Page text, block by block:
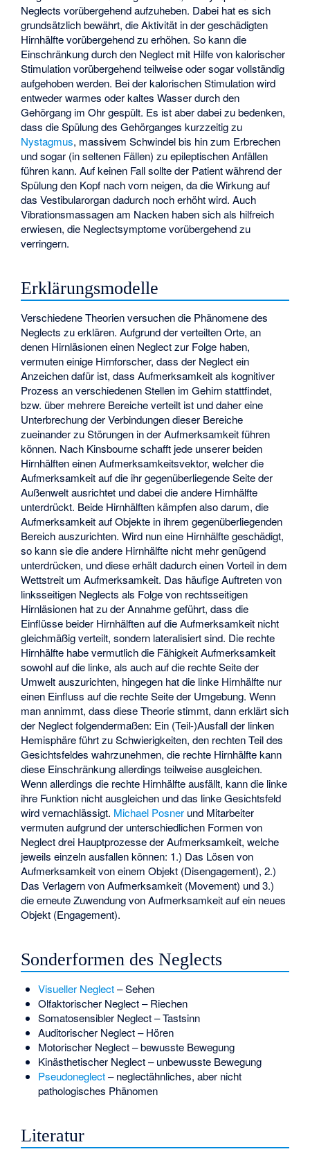
Neglects vorübergehend aufzuheben. Dabei hat es sich
grundsätzlich bewährt, die Aktivität in der geschädigten
Hirnhälfte vorübergehend zu erhöhen. So kann die
Einschränkung durch den Neglect mit Hilfe von kalorischer
Stimulation vorübergehend teilweise oder sogar vollständig
aufgehoben werden. Bei der kalorischen Stimulation wird
entweder warmes oder kaltes Wasser durch den
Gehörgang im Ohr gespült. Es ist aber dabei zu bedenken,
dass die Spülung des Gehörganges kurzzeitig zu
Nystagmus, massivem Schwindel bis hin zum Erbrechen
und sogar (in seltenen Fällen) zu epileptischen Anfällen
führen kann. Auf keinen Fall sollte der Patient während der
Spülung den Kopf nach vorn neigen, da die Wirkung auf
dasVestibularorgandadurch noch erhöht wird. Auch
Vibrationsmassagen am Nacken haben sich als hilfreich
erwiesen, die Neglectsymptome vorübergehend zu
verringern.
Erklärungsmodelle
Verschiedene Theorien versuchen die Phänomene des
Neglects zu erklären. Aufgrund der verteilten Orte, an
denen Hirnläsionen einen Neglect zur Folge haben,
vermuten einige Hirnforscher, dass der Neglect ein
Anzeichen dafür ist, dass Aufmerksamkeit als kognitiver
Prozess an verschiedenen Stellen im Gehirn stattfindet,
bzw. über mehrere Bereiche verteilt ist und daher eine
Unterbrechung der Verbindungen dieser Bereiche
zueinander zu Störungen in der Aufmerksamkeit führen
können. Nach Kinsbourne schafft jede unserer beiden
Hirnhälften einen Aufmerksamkeitsvektor, welcher die
Aufmerksamkeit auf die ihr gegenüberliegende Seite der
Außenwelt ausrichtet und dabei die andere Hirnhälfte
unterdrückt. Beide Hirnhälften kämpfen also darum, die
Aufmerksamkeit auf Objekte in ihrem gegenüberliegenden
Bereich auszurichten. Wird nun eine Hirnhälfte geschädigt,
so kann sie die andere Hirnhälfte nicht mehr genügend
unterdrücken, und diese erhält dadurch einen Vorteil in dem
Wettstreit um Aufmerksamkeit. Das häufige Auftreten von
linksseitigen Neglects als Folge von rechtsseitigen
Hirnläsionen hat zu der Annahme geführt, dass die
Einflüsse beider Hirnhälften auf die Aufmerksamkeit nicht
gleichmäßig verteilt, sondern lateralisiert sind. Die rechte
Hirnhälfte habe vermutlich die Fähigkeit Aufmerksamkeit
sowohl auf die linke, als auch auf die rechte Seite der
Umwelt auszurichten, hingegen hat die linke Hirnhälfte nur
einen Einfluss auf die rechte Seite der Umgebung. Wenn
man annimmt, dass diese Theorie stimmt, dann erklärt sich
der Neglect folgendermaßen: Ein (Teil-)Ausfall der linken
Hemisphäre führt zu Schwierigkeiten, den rechten Teil des
Gesichtsfeldes wahrzunehmen, die rechte Hirnhälfte kann
diese Einschränkung allerdings teilweise ausgleichen.
Wenn allerdings die rechte Hirnhälfte ausfällt, kann die linke
ihre Funktion nicht ausgleichen und das linke Gesichtsfeld
wird vernachlässigt. Michael Posner und Mitarbeiter
vermuten aufgrund der unterschiedlichen Formen von
Neglect drei Hauptprozesse der Aufmerksamkeit, welche
jeweils einzeln ausfallen können: 1.) Das Lösen von
Aufmerksamkeit von einem Objekt (Disengagement), 2.)
Das Verlagern von Aufmerksamkeit (Movement) und 3.)
die erneute Zuwendung von Aufmerksamkeit auf ein neues
Objekt (Engagement).
Sonderformen des Neglects
Visueller Neglect– Sehen
Olfaktorischer Neglect– Riechen
Somatosensibler Neglect– Tastsinn
Auditorischer Neglect– Hören
Motorischer Neglect– bewusste Bewegung
Kinästhetischer Neglect– unbewusste Bewegung
Pseudoneglect– neglectähnliches, aber nicht
pathologisches Phänomen
Literatur